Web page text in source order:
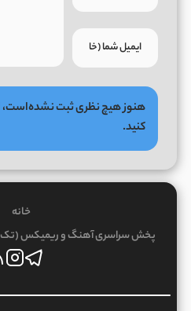
هنوز هیچ نظری ثبت نشده‌است،
کنید.
خانه
پخش سراسری آهنگ و ریمیکس (تک